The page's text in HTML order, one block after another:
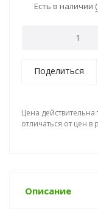
Есть в наличии
Поделиться
Цена
отличаться от цен
Описание